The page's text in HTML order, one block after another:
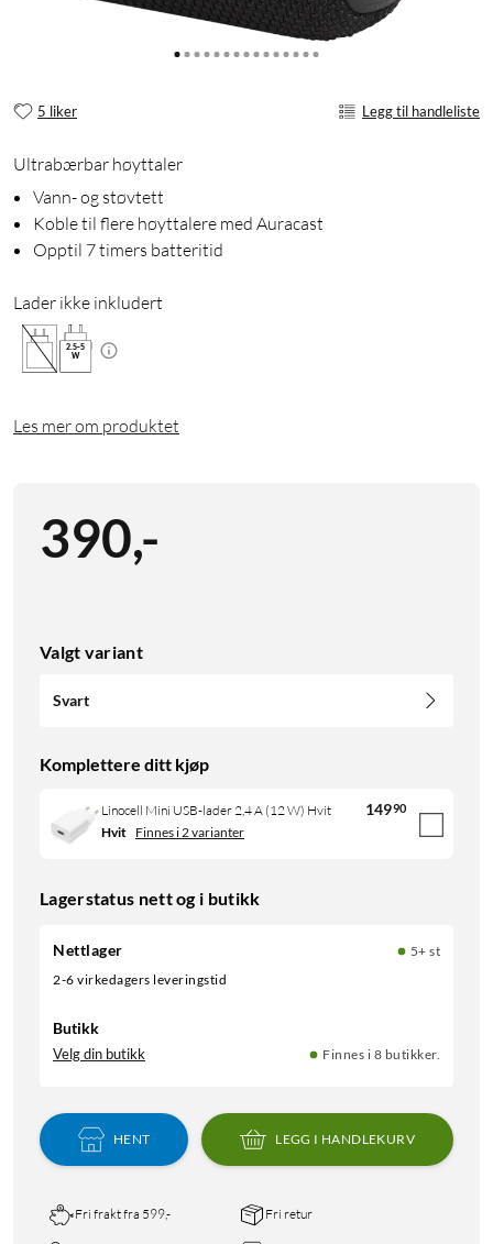
5 liker Legg til handleliste
Ultrabærbar høyttaler
Vann- og støvtett
Koble til flere høyttalere med Auracast
Opptil 7 timers batteritid
Lader ikke inkludert
2.5-5
W
Les mer om produktet
390,-
Valgt variant
Svart
Komplettere ditt kjøp
Linocell Mini USB-lader 2,4 A (12 W) Hvit 14990
Hvit Finnes i 2 varianter
Lagerstatus nett og i butikk
Nettlager
5+ st
2-6 virkedagers leveringstid
Butikk
Velg din butikk Finnes i 8 butikker.
HENT LEGG I HANDLEKURV
Fri frakt fra 599,- Fri retur